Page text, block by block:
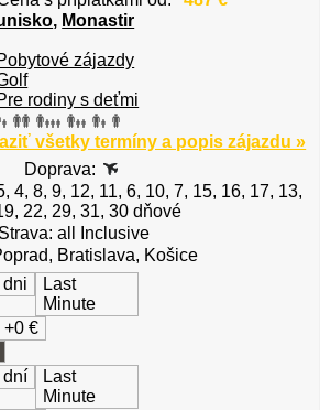
, Monastir
zájazdy
rodiny s deťmi
všetky termíny a popis zájazdu »
Doprava:
4, 8, 9, 12, 11, 6, 10, 7, 15, 16, 17, 13,
22, 29, 31, 30 dňové
Strava: all Inclusive
Bratislava, Košice
dni
Last
Minute
+0 €
dní
Last
Minute